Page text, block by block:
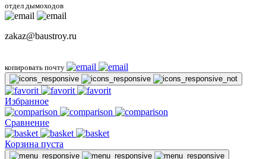
отдел дымоходов
zakaz@baustroy.ru
копировать почту
Избранное
Сравнение
Корзина пуста